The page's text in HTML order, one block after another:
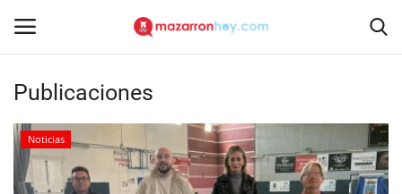
Acceso
Inicio
Publicaciones
Noticias